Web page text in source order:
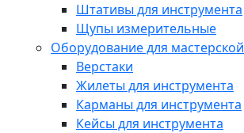
Штативы для инструмента
Щупы измерительные
Оборудование для мастерской
Верстаки
Жилеты для инструмента
Карманы для инструмента
Кейсы для инструмента